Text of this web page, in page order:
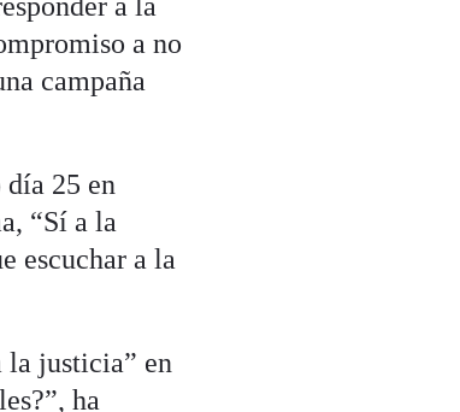
a no
campaña
25 en
“Sí a la
escuchar a la
la justicia” en
ha